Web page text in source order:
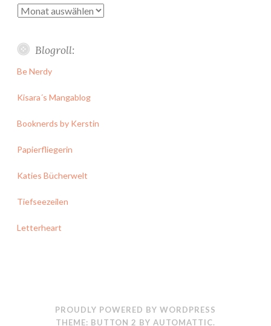
Archiv
Blogroll:
Be Nerdy
Kisara´s Mangablog
Booknerds by Kerstin
Papierfliegerin
Katies Bücherwelt
Tiefseezeilen
Letterheart
PROUDLY POWERED BY WORDPRESS
THEME: BUTTON 2 BY AUTOMATTIC.